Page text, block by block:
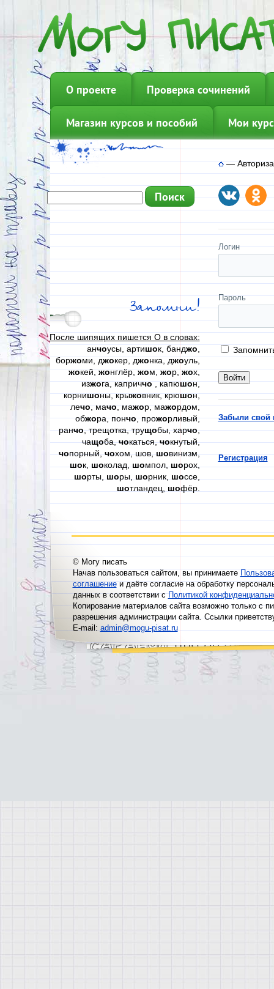
О проекте Проверка сочинений
Магазин курсов и пособий Мои
Запомни!
После шипящих пишется О в словах:
анчоусы, артишок, банджо
боржоми, джокер, джонка, джоуль,
жокей,жонглёр,жом,жор,жох,
изжога, каприччо, капюшон,
корнишоны, крыжовник, крюшон,
лечо, мачо, мажор, мажордом,
обжора, пончо, прожорливый,
ранчо, трещотка, трущобы, харчо,
чащоба,чокаться,чокнутый,
чопорный,чохом, шов,шовинизм,
шок,шоколад,шомпол,шорох,
шорты, шоры, шорник, шоссе,
шотландец, шофёр.
—
Логин
Пароль
Забыли свой
Регистрация
© Могу писать
Начав пользоваться сайтом, вы принимаете
соглашениеи даёте согласие на обработку
данных в соответствии сПолитикой
Копирование материалов сайта возможно только с
разрешения администрации сайта. Ссылки
E-mail:admin@mogu-pisat.ru